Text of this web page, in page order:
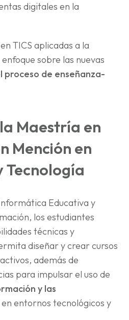
digitales en la
TICS aplicadas a la
sobre las nuevas
de enseñanza-
Maestría en
Mención en
Tecnología
Educativa y
los estudiantes
técnicas y
diseñar y crear cursos
además de
para impulsar el uso de
y las
en entornos tecnológicos y